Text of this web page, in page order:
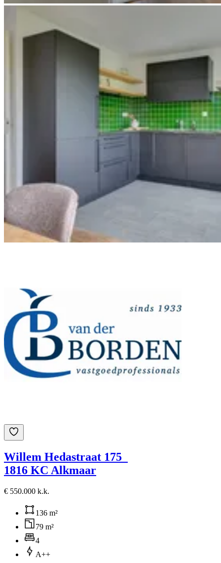
Willem Hedastraat 175
1816 KC Alkmaar
€ 550.000 k.k.
136 m²
79 m²
4
A++